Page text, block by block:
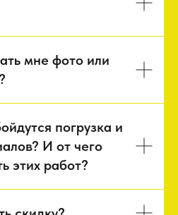
мне фото или
погрузка и
И от чего
этих работ?